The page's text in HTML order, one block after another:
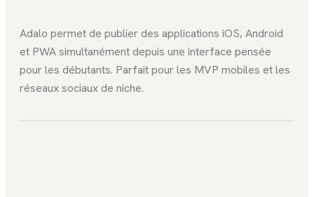
Adalo permet de publier des applications iOS, Android
et PWA simultanément depuis une interface pensée
pour les débutants. Parfait pour les MVP mobiles et les
réseaux sociaux de niche.
FIG. 01Applications mobiles